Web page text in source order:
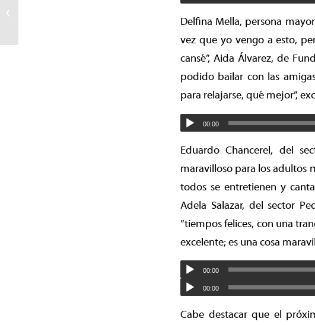
Delfina Mella, persona
vez que yo vengo a esto,
cansé”, Aida Álvarez, de
podido bailar con las
para relajarse, qué mejor”,
00:00
Eduardo Chancerel, del
maravilloso para los adultos
todos se entretienen y
Adela Salazar, del sector
“tiempos felices, con una
excelente; es una cosa
00:00
00:00
Cabe destacar que el